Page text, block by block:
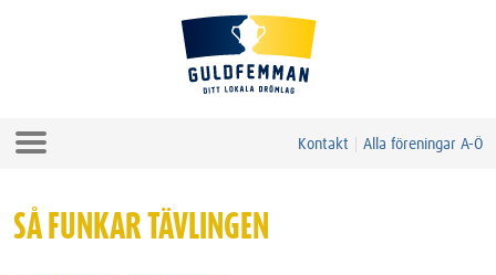
Kontakt Alla föreningar A-Ö
SÅ FUNKAR TÄVLINGEN